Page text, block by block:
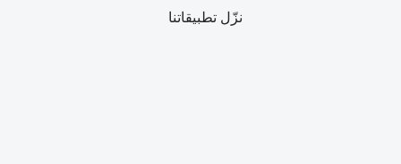
نزّل تطبيقاتنا